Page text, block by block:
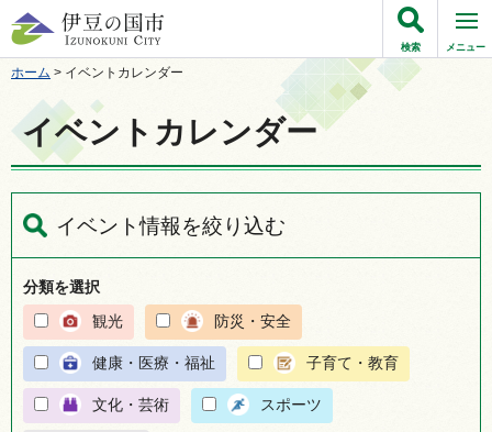
伊豆の国市
検索 メニュー
ホーム > イベントカレンダー
イベントカレンダー
イベント情報を絞り込む
分類を選択
観光
防災・安全
健康・医療・福祉 子育て・教育
文化・芸術 スポーツ